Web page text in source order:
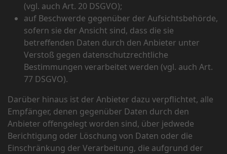
(vgl. auch Art. 20 DSGVO);
auf Beschwerde gegenüber der Aufsichtsbehörde,
sofern sie der Ansicht sind, dass die sie
betreffenden Daten durch den Anbieter unter
Verstoß gegen datenschutzrechtliche
Bestimmungen verarbeitet werden (vgl. auch Art.
77 DSGVO).
Darüber hinaus ist der Anbieter dazu verpflichtet, alle
Empfänger, denen gegenüber Daten durch den
Anbieter offengelegt worden sind, über jedwede
Berichtigung oder Löschung von Daten oder die
Einschränkung der Verarbeitung, die aufgrund der